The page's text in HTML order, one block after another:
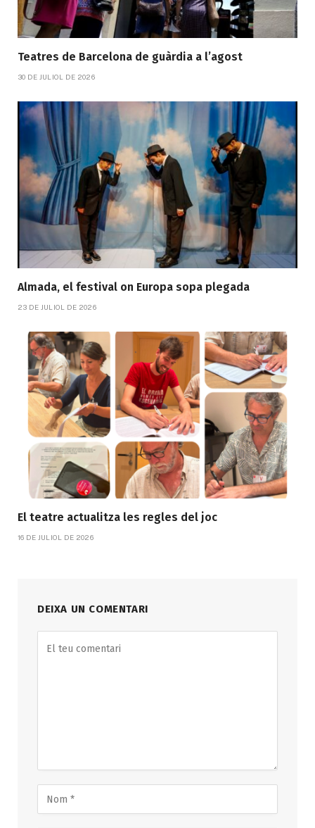
Teatres de Barcelona de guàrdia a l’agost
30 DE JULIOL DE 2026
Almada, el festival on Europa sopa plegada
23 DE JULIOL DE 2026
El teatre actualitza les regles del joc
16 DE JULIOL DE 2026
DEIXA UN COMENTARI